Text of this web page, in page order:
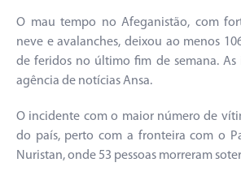
O mau tempo no Afeganistão, com
neve e avalanches, deixou ao menos
de feridos no último fim de semana. As
agência de notícias Ansa.
O incidente com o maior número de
do país, perto com a fronteira com o
Nuristan, onde 53 pessoas morreram